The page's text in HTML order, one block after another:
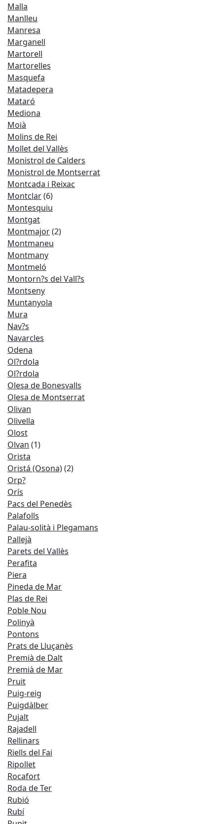
Malla
Manlleu
Manresa
Marganell
Martorell
Martorelles
Masquefa
Matadepera
Mataró
Mediona
Moià
Molins de Rei
Mollet del Vallès
Monistrol de Calders
Monistrol de Montserrat
Montcada i Reixac
Montclar(6)
Montesquiu
Montgat
Montmajor(2)
Montmaneu
Montmany
Montmeló
Montorn?s del Vall?s
Montseny
Muntanyola
Mura
Nav?s
Navarcles
Odena
Ol?rdola
Ol?rdola​
Olesa de Bonesvalls
Olesa de Montserrat
Olivan
Olivella
Olost
Olvan (1)
Orista
Oristá (Osona)(2)
Orp?
Orís
Pacs del Penedès
Palafolls
Palau-solità i Plegamans
Pallejà
Parets del Vallès
Perafita
Piera
Pineda de Mar
Plas de Rei
Poble Nou
Polinyà
Pontons
Prats de Lluçanès
Premià de Dalt
Premià de Mar
Pruit
Puig-reig
Puigdàlber
Pujalt
Rajadell
Rellinars
Riells del Fai
Ripollet
Rocafort
Roda de Ter
Rubió
Rubí